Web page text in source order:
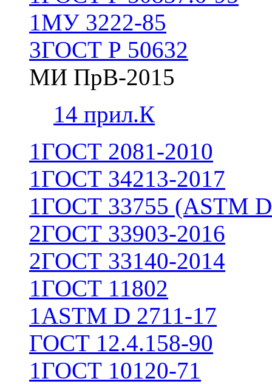
1МУ 3222-85
3ГОСТ Р 50632
МИ ПрВ-2015
14 прил.К
1ГОСТ 2081-2010
1ГОСТ 34213-2017
1ГОСТ 33755 (ASTM
2ГОСТ 33903-2016
2ГОСТ 33140-2014
1ГОСТ 11802
1ASTM D 2711-17
ГОСТ 12.4.158-90
1ГОСТ 10120-71